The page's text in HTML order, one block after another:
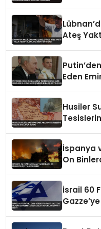
Ateş
Eden
Husiler
İspanya
On
İsrail 60